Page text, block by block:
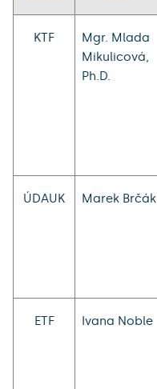
KTF
Mgr. Mlada
Mikulicová,
Ph.D.
ÚDAUK Marek Brčák
ETF Ivana Noble